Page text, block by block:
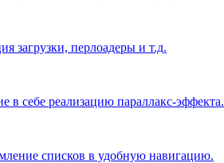
загрузки, перлоадеры и т.д.
в себе реализацию параллакс-эффекта.
списков в удобную навигацию.